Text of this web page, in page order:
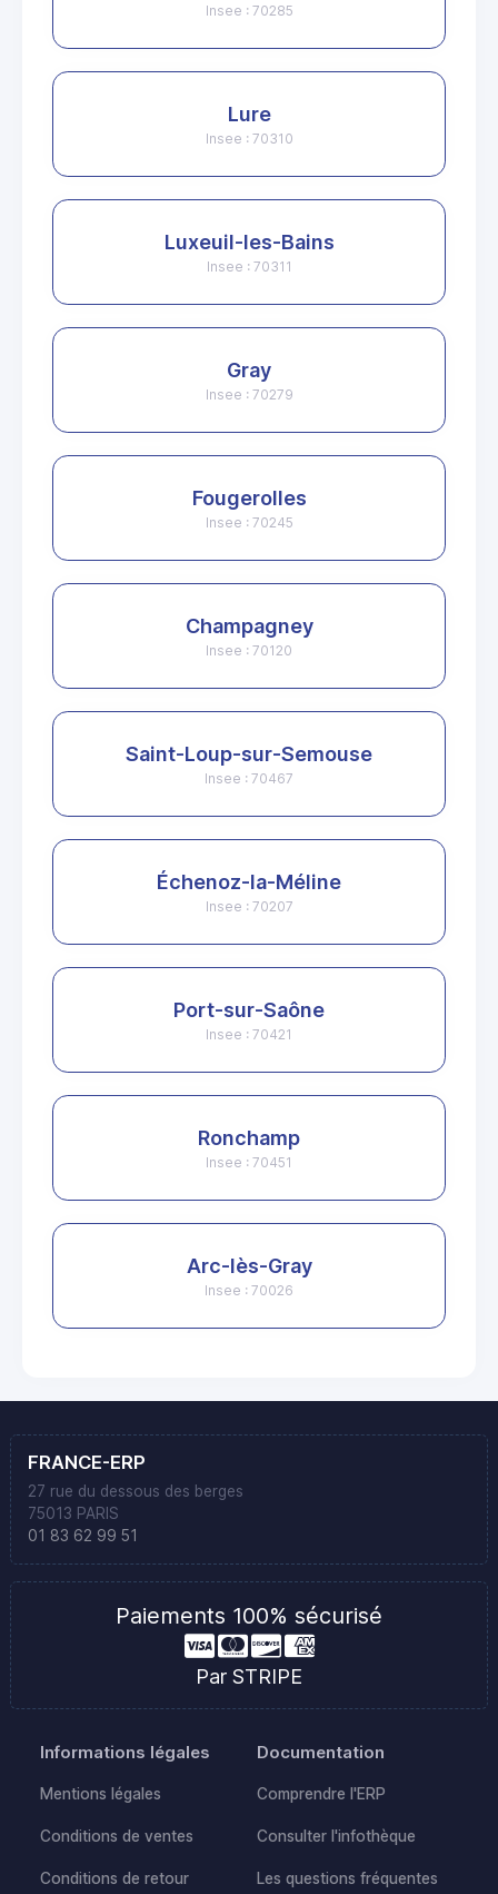
Insee : 70285
Lure
Insee : 70310
Luxeuil-les-Bains
Insee : 70311
Gray
Insee : 70279
Fougerolles
Insee : 70245
Champagney
Insee : 70120
Saint-Loup-sur-Semouse
Insee : 70467
Échenoz-la-Méline
Insee : 70207
Port-sur-Saône
Insee : 70421
Ronchamp
Insee : 70451
Arc-lès-Gray
Insee : 70026
FRANCE-ERP
27 rue du dessous des berges
75013 PARIS
01 83 62 99 51
Paiements 100% sécurisé
Par STRIPE
Informations légales
Mentions légales
Conditions de ventes
Conditions de retour
Documentation
Comprendre l'ERP
Consulter l'infothèque
Les questions fréquentes